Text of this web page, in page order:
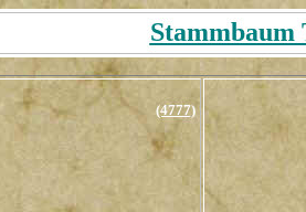
(4777)